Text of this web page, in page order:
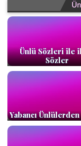
Ünlü Sözleri ile
Sözler
Yabancı